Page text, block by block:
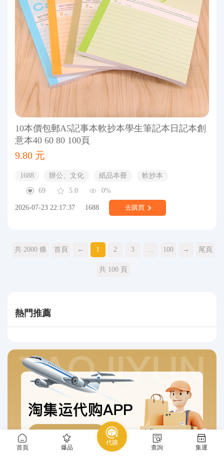
首頁 爆品
代購
查詢 集運
10本價包郵A5記事本軟抄本學生筆記本日記本創
意本40 60 80 100頁
9.80 元
1688 辦公、文化 紙品本冊
軟抄本
69
5.0 0%
2026-07-23 22:17:37 1688 去購買
共 2000 條 首頁 ← 1 2 3 ... 100 → 尾頁
共 100 頁
熱門推薦